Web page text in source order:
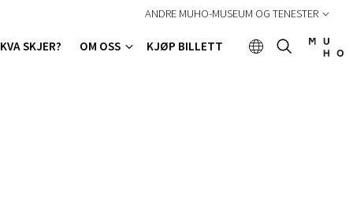
KVA SKJER? OM OSS
ANDRE MUHO-MUSEUM OG TENESTER
KJØP BILLETT